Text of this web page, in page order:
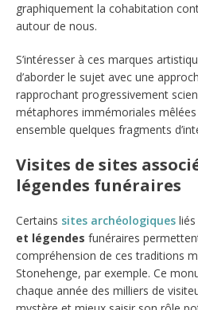
graphiquement la cohabitation
autour de nous.
S’intéresser à ces marques
d’aborder le sujet avec une
rapprochant progressivement
métaphores immémoriales
ensemble quelques fragments
Visites de sites
légendes funéraires
Certains sites archéologiques
et légendes funéraires
compréhension de ces traditions
Stonehenge, par exemple. Ce
chaque année des milliers de